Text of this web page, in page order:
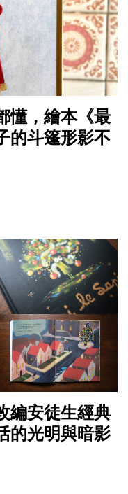
懂，繪本《最
的斗篷形影不
編安徒生經典
的光明與暗影